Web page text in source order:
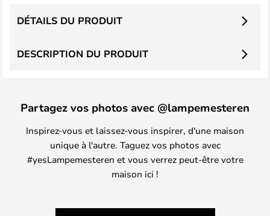
DESCRIPTION DU PRODUIT
DÉTAILS DU PRODUIT
Partagez vos photos avec @lampemesteren
Inspirez-vous et laissez-vous inspirer, d'une maison
unique à l'autre. Taguez vos photos avec
#yesLampemesteren et vous verrez peut-être votre
maison ici !